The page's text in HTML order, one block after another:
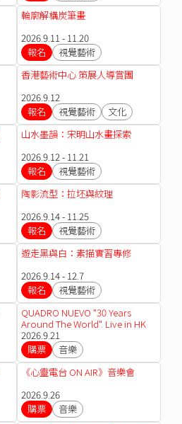
輪廓解構炭筆畫
2026.9.11 - 11.20
報名
視覺藝術
香港藝術中心 策展人導賞團
2026.9.12
報名
視覺藝術
文化
山水墨韻：宋明山水畫探索
2026.9.12 - 11.21
報名
視覺藝術
陶影流型：拉坯與紋理
2026.9.14 - 11.25
報名
視覺藝術
遊走黑與白：素描實習專修
2026.9.14 - 12.7
報名
視覺藝術
QUADRO NUEVO "30 Years
Around The World". Live in HK
2026.9.21
購票
音樂
《心靈電台 ON AIR》音樂會
2026.9.26
購票
音樂